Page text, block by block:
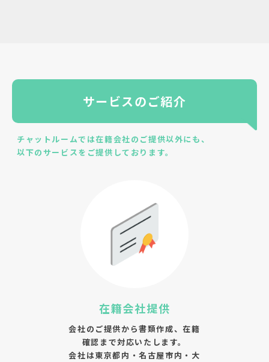
サービスのご紹介
チャットルームでは在籍会社のご提供以外にも、
以下のサービスをご提供しております。
在籍会社提供
会社のご提供から書類作成、在籍
確認まで対応いたします。
会社は東京都内・名古屋市内・大